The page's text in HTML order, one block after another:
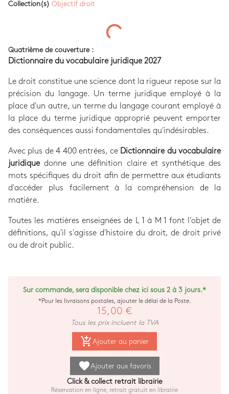
Collection(s) Objectif droit
Quatrième de couverture :
Dictionnaire du vocabulaire juridique 2027
Le droit constitue une science dont la rigueur repose sur la
précision du langage. Un terme juridique employé à la
place d'un autre, un terme du langage courant employé à
la place du terme juridique approprié peuvent emporter
des conséquences aussi fondamentales qu'indésirables.
Avec plus de 4 400 entrées, ce Dictionnaire du vocabulaire
juridiquedonne une définition claire et synthétique des
mots spécifiques du droit afin de permettre aux étudiants
d'accéder plus facilement à la compréhension de la
matière.
Toutes les matières enseignées de L 1 à M 1 font l'objet de
définitions, qu'il s'agisse d'histoire du droit, de droit privé
ou de droit public.
Sur commande, sera disponible chez ici sous 2 à 3 jours.*
*Pour les livraisons postales, ajouter le délai de la Poste.
15,00 €
Tous les prix incluent la TVA
add_shopping_cart Ajouter au panier
favoriteAjouter aux favoris
Click & collect retrait librairie
Réservation en ligne, retrait gratuit en librairie